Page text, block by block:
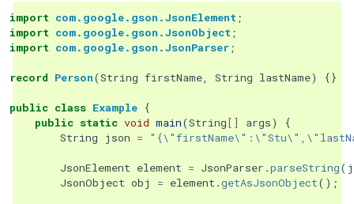
import com.google.gson.JsonElement ;
import com.google.gson.JsonObject ;
import com.google.gson.JsonParser ;
record Person(String firstName String lastName) {}
public class Example {
public static void main(String[] args)
{
String
json =
JsonElement element = JsonParser .parseString(
JsonObject obj = element .getAsJsonObject();